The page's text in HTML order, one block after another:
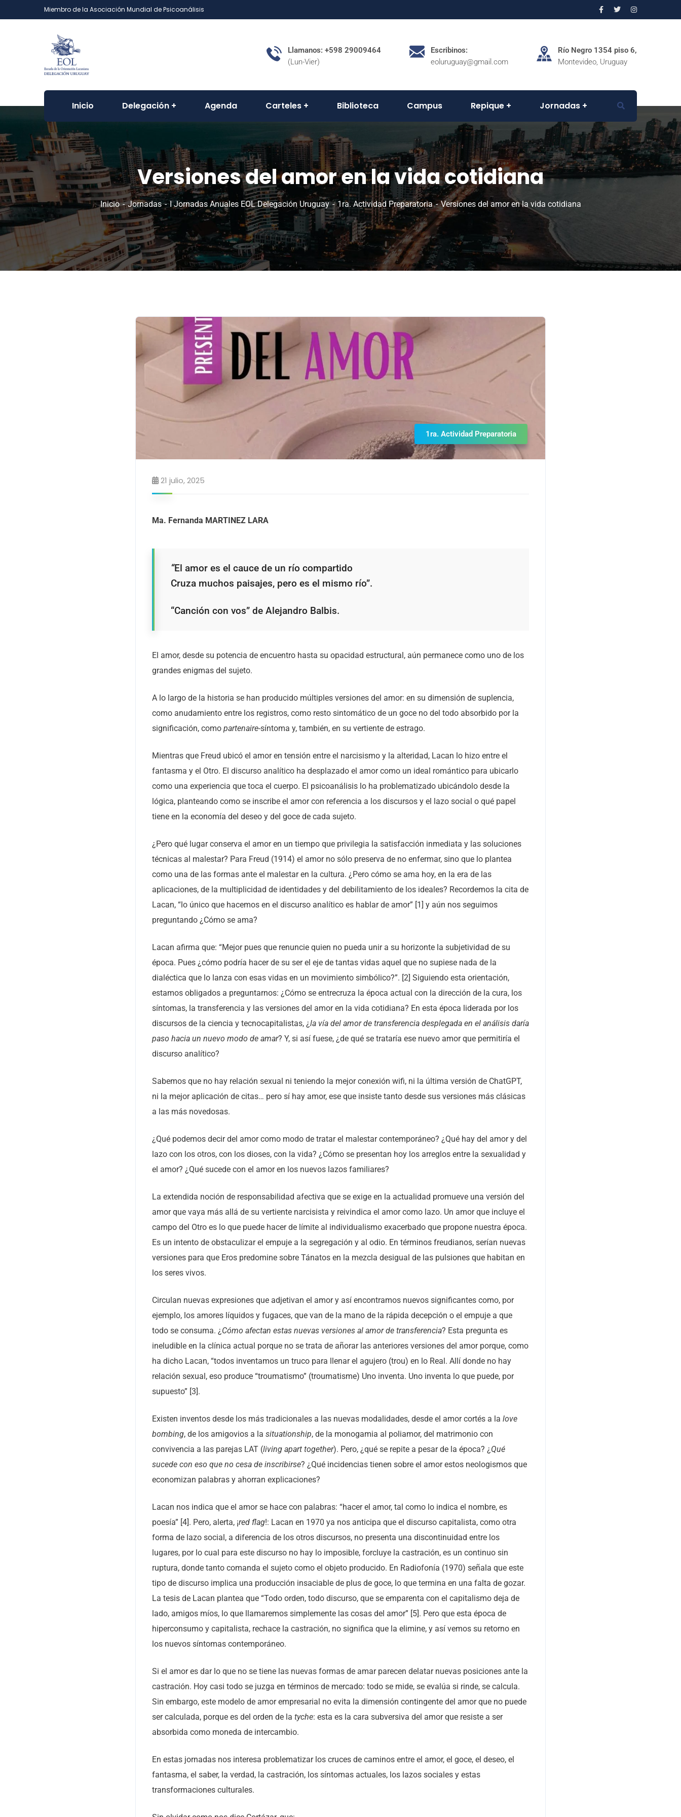
Miembro de la Asociación Mundial de Psicoanálisis
Llamanos: +598 29009464
(Lun-Vier)
Escribinos:
eoluruguay@gmail.com
Río Negro 1354 piso 6,
Montevideo, Uruguay
Inicio Delegación Agenda Carteles Biblioteca Campus Repique Jornadas
Versiones del amor en la vida cotidiana
Inicio Jornadas I Jornadas Anuales EOL Delegación Uruguay 1ra. Actividad Preparatoria Versiones del amor en la vida cotidiana
1ra. Actividad Preparatoria
21 julio, 2025
Ma. Fernanda MARTINEZ LARA
“El amor es el cauce de un río compartido
Cruza muchos paisajes, pero es el mismo río”.
“Canción con vos” de Alejandro Balbis.
El amor, desde su potencia de encuentro hasta su opacidad estructural, aún permanece como uno de los
grandes enigmas del sujeto.
A lo largo de la historia se han producido múltiples versiones del amor: en su dimensión de suplencia,
como anudamiento entre los registros, como resto sintomático de un goce no del todo absorbido por la
significación, como partenaire-síntoma y, también, en su vertiente de estrago.
Mientras que Freud ubicó el amor en tensión entre el narcisismo y la alteridad, Lacan lo hizo entre el
fantasma y el Otro. El discurso analítico ha desplazado el amor como un ideal romántico para ubicarlo
como una experiencia que toca el cuerpo. El psicoanálisis lo ha problematizado ubicándolo desde la
lógica, planteando como se inscribe el amor con referencia a los discursos y el lazo social o qué papel
tiene en la economía del deseo y del goce de cada sujeto.
¿Pero qué lugar conserva el amor en un tiempo que privilegia la satisfacción inmediata y las soluciones
técnicas al malestar? Para Freud (1914) el amor no sólo preserva de no enfermar, sino que lo plantea
como una de las formas ante el malestar en la cultura. ¿Pero cómo se ama hoy, en la era de las
aplicaciones, de la multiplicidad de identidades y del debilitamiento de los ideales? Recordemos la cita de
Lacan, “lo único que hacemos en el discurso analítico es hablar de amor” [1] y aún nos seguimos
preguntando ¿Cómo se ama?
Lacan afirma que: “Mejor pues que renuncie quien no pueda unir a su horizonte la subjetividad de su
época. Pues ¿cómo podría hacer de su ser el eje de tantas vidas aquel que no supiese nada de la
dialéctica que lo lanza con esas vidas en un movimiento simbólico?”. [2] Siguiendo esta orientación,
estamos obligados a preguntarnos: ¿Cómo se entrecruza la época actual con la dirección de la cura, los
síntomas, la transferencia y las versiones del amor en la vida cotidiana? En esta época liderada por los
discursos de la ciencia y tecnocapitalistas, ¿la vía del amor de transferencia desplegada en el análisis daría
paso hacia un nuevo modo de amar? Y, si así fuese, ¿de qué se trataría ese nuevo amor que permitiría el
discurso analítico?
Sabemos que no hay relación sexual ni teniendo la mejor conexión wifi, ni la última versión de ChatGPT,
ni la mejor aplicación de citas… pero sí hay amor, ese que insiste tanto desde sus versiones más clásicas
a las más novedosas.
¿Qué podemos decir del amor como modo de tratar el malestar contemporáneo? ¿Qué hay del amor y del
lazo con los otros, con los dioses, con la vida? ¿Cómo se presentan hoy los arreglos entre la sexualidad y
el amor? ¿Qué sucede con el amor en los nuevos lazos familiares?
La extendida noción de responsabilidad afectiva que se exige en la actualidad promueve una versión del
amor que vaya más allá de su vertiente narcisista y reivindica el amor como lazo. Un amor que incluye el
campo del Otro es lo que puede hacer de límite al individualismo exacerbado que propone nuestra época.
Es un intento de obstaculizar el empuje a la segregación y al odio. En términos freudianos, serían nuevas
versiones para que Eros predomine sobre Tánatos en la mezcla desigual de las pulsiones que habitan en
los seres vivos.
Circulan nuevas expresiones que adjetivan el amor y así encontramos nuevos significantes como, por
ejemplo, los amores líquidos y fugaces, que van de la mano de la rápida decepción o el empuje a que
todo se consuma. ¿ Cómo afectan estas nuevas versiones al amor de transferencia? Esta pregunta es
ineludible en la clínica actual porque no se trata de añorar las anteriores versiones del amor porque, como
ha dicho Lacan, “todos inventamos un truco para llenar el agujero (trou) en lo Real. Allí donde no hay
relación sexual, eso produce “troumatismo” (troumatisme) Uno inventa. Uno inventa lo que puede, por
supuesto” [3].
Existen inventos desde los más tradicionales a las nuevas modalidades, desde el amor cortés a la love
bombing, de los amigovios a la situationship, de la monogamia al poliamor, del matrimonio con
convivencia a las parejas LAT (living apart together). Pero, ¿qué se repite a pesar de la época? ¿ Qué
sucede con eso que no cesa de inscribirse? ¿Qué incidencias tienen sobre el amor estos neologismos que
economizan palabras y ahorran explicaciones?
Lacan nos indica que el amor se hace con palabras: “hacer el amor, tal como lo indica el nombre, es
poesía” [4]. Pero, alerta, ¡red flag!: Lacan en 1970 ya nos anticipa que el discurso capitalista, como otra
forma de lazo social, a diferencia de los otros discursos, no presenta una discontinuidad entre los
lugares, por lo cual para este discurso no hay lo imposible, forcluye la castración, es un continuo sin
ruptura, donde tanto comanda el sujeto como el objeto producido. En Radiofonía (1970) señala que este
tipo de discurso implica una producción insaciable de plus de goce, lo que termina en una falta de gozar.
La tesis de Lacan plantea que “Todo orden, todo discurso, que se emparenta con el capitalismo deja de
lado, amigos míos, lo que llamaremos simplemente las cosas del amor” [5]. Pero que esta época de
hiperconsumo y capitalista, rechace la castración, no significa que la elimine, y así vemos su retorno en
los nuevos síntomas contemporáneo.
Si el amor es dar lo que no se tiene las nuevas formas de amar parecen delatar nuevas posiciones ante la
castración. Hoy casi todo se juzga en términos de mercado: todo se mide, se evalúa si rinde, se calcula.
Sin embargo, este modelo de amor empresarial no evita la dimensión contingente del amor que no puede
ser calculada, porque es del orden de la tyche: esta es la cara subversiva del amor que resiste a ser
absorbida como moneda de intercambio.
En estas jornadas nos interesa problematizar los cruces de caminos entre el amor, el goce, el deseo, el
fantasma, el saber, la verdad, la castración, los síntomas actuales, los lazos sociales y estas
transformaciones culturales.